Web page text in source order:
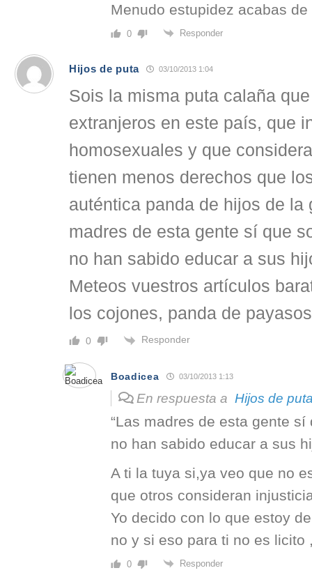
Menudo estupidez acabas de
0 Responder
Hijos de puta 03/10/2013 1:04
Sois la misma puta calaña
extranjeros en este país, que
homosexuales y que
tienen menos derechos que
auténtica panda de hijos de la
madres de esta gente sí que
no han sabido educar a sus
Meteos vuestros artículos
los cojones, panda de
0 Responder
Boadicea 03/10/2013 1:13
En respuesta a Hijos de
“Las madres de esta gente
no han sabido educar a sus
A ti la tuya si,ya veo que no
que otros consideran
Yo decido con lo que estoy
no y si eso para ti no es licito
0 Responder